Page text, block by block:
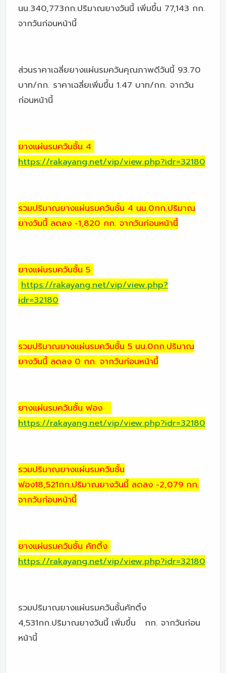
นน.340,773กก.ปริมาณยางวันนี้ เพิ่มขึ้น 77,143 กก.
จากวันก่อนหน้านี้
ส่วนราคาเฉลี่ยยางแผ่นรมควันคุณภาพดีวันนี้ 93.70
บาท/กก. ราคาเฉลี่ยเพิ่มขึ้น 1.47 บาท/กก. จากวัน
ก่อนหน้านี้
ยางแผ่นรมควันชั้น 4
https://rakayang.net/vip/view.php?idr=32180
รวมปริมาณยางแผ่นรมควันชั้น 4 นน.0กก.ปริมาณ
ยางวันนี้ ลดลง -1,820 กก. จากวันก่อนหน้านี้
ยางแผ่นรมควันชั้น 5
https://rakayang.net/vip/view.php?
idr=32180
รวมปริมาณยางแผ่นรมควันชั้น 5 นน.0กก.ปริมาณ
ยางวันนี้ ลดลง 0 กก. จากวันก่อนหน้านี้
ยางแผ่นรมควันชั้น ฟอง
https://rakayang.net/vip/view.php?idr=32180
รวมปริมาณยางแผ่นรมควันชั้น
ฟอง18,521กก.ปริมาณยางวันนี้ ลดลง -2,079 กก.
จากวันก่อนหน้านี้
ยางแผ่นรมควันชั้น คัทติ้ง
https://rakayang.net/vip/view.php?idr=32180
รวมปริมาณยางแผ่นรมควันชั้นคัทติ้ง
4,531กก.ปริมาณยางวันนี้ เพิ่มขึ้น กก. จากวันก่อน
หน้านี้